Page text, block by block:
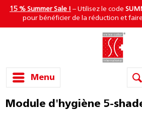
15 % Summer Sale ! – Utilisez le code
pour bénéficier de la réduction et
Menu
Module d'hygiène 5-